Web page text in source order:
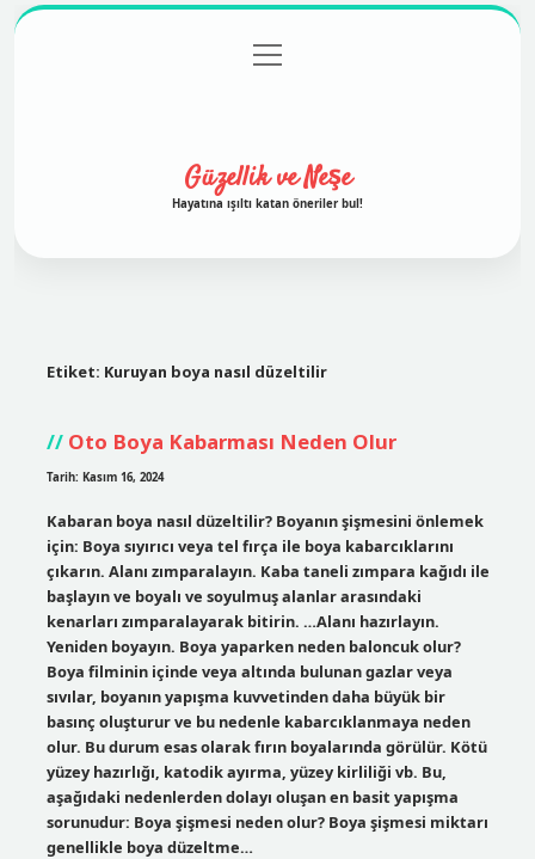
Gizlilik Politikası
menüyü
aç
Güzellik ve Neşe
Hayatına ışıltı katan öneriler bul!
Etiket: Kuruyan boya nasıl düzeltilir
Oto Boya Kabarması Neden Olur
Tarih: Kasım 16, 2024
Kabaran boya nasıl düzeltilir? Boyanın şişmesini önlemek
için: Boya sıyırıcı veya tel fırça ile boya kabarcıklarını
çıkarın. Alanı zımparalayın. Kaba taneli zımpara kağıdı ile
başlayın ve boyalı ve soyulmuş alanlar arasındaki
kenarları zımparalayarak bitirin. …Alanı hazırlayın.
Yeniden boyayın. Boya yaparken neden baloncuk olur?
Boya filminin içinde veya altında bulunan gazlar veya
sıvılar, boyanın yapışma kuvvetinden daha büyük bir
basınç oluşturur ve bu nedenle kabarcıklanmaya neden
olur. Bu durum esas olarak fırın boyalarında görülür. Kötü
yüzey hazırlığı, katodik ayırma, yüzey kirliliği vb. Bu,
aşağıdaki nedenlerden dolayı oluşan en basit yapışma
sorunudur: Boya şişmesi neden olur? Boya şişmesi miktarı
genellikle boya düzeltme…